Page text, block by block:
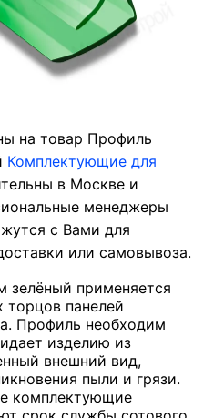
на товар Профиль
Комплектующие для
в Москве и
менеджеры
с Вами для
или самовывоза.
применяется
торцов панелей
Профиль необходим
изделию из
внешний вид,
пыли и грязи.
комплектующие